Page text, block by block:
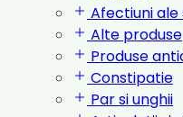
Afectiuni
Alte produse
Produse
Constipatie
Par si unghii